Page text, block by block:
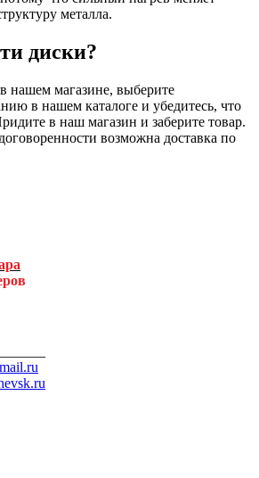
металла.
диски?
нашем магазине, выберите
в нашем каталоге и убедитесь, что
в наш магазин и заберите товар.
возможна доставка по